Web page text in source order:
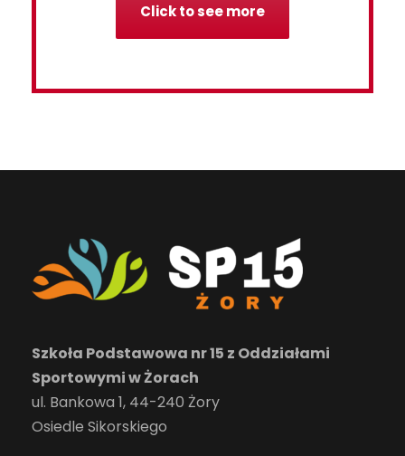
Click to see more
Szkoła Podstawowa nr 15 z Oddziałami
Sportowymi w Żorach
ul. Bankowa 1, 44-240 Żory
Osiedle Sikorskiego